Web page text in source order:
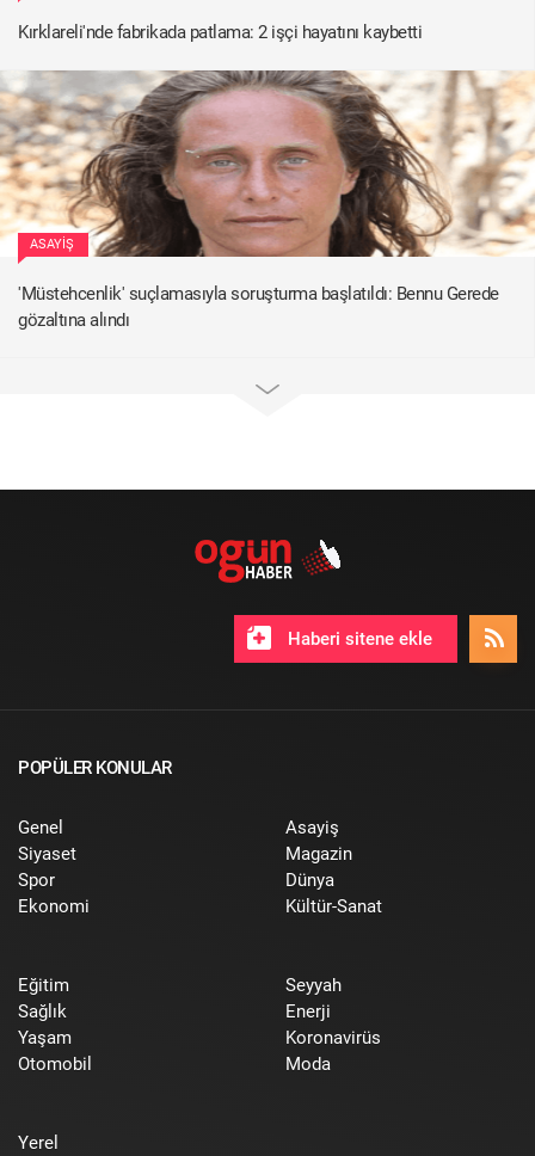
Kırklareli'nde fabrikada patlama: 2 işçi hayatını kaybetti
ASAYIŞ
'Müstehcenlik' suçlamasıyla soruşturma başlatıldı: Bennu Gerede
gözaltına alındı
Haberi sitene ekle
POPÜLER KONULAR
Genel
Siyaset
Spor
Ekonomi
Asayiş
Magazin
Dünya
Kültür-Sanat
Eğitim
Sağlık
Yaşam
Otomobil
Seyyah
Enerji
Koronavirüs
Moda
Yerel